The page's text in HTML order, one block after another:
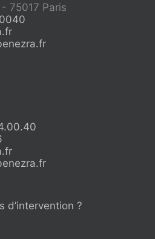
75017 Paris
d’intervention ?